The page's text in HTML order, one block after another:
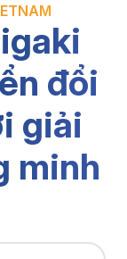
đổi
giải
minh